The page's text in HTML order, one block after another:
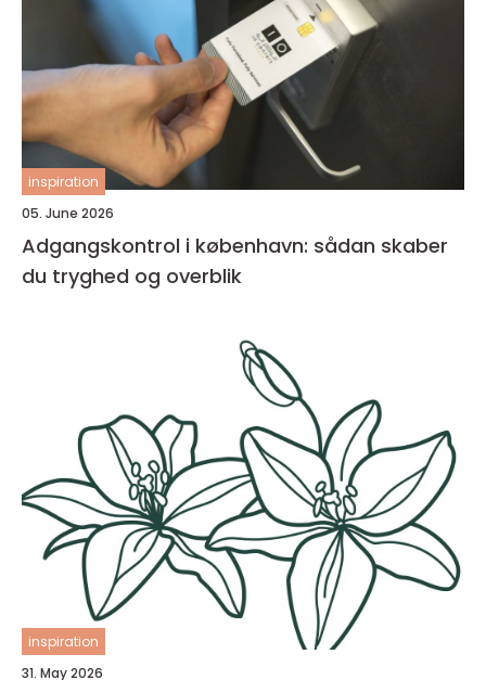
inspiration
05. June 2026
Adgangskontrol i københavn: sådan skaber
du tryghed og overblik
inspiration
31. May 2026